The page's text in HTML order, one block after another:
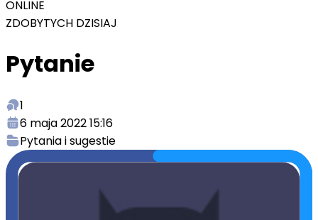
ONLINE
ZDOBYTYCH DZISIAJ
Pytanie
1
6 maja 2022 15:16
Pytania i sugestie